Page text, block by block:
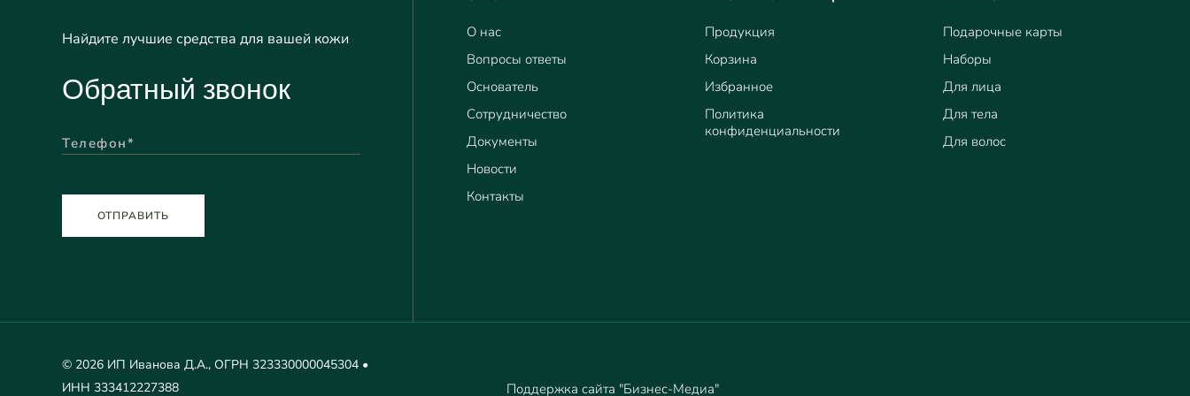
Найдите лучшие средства для вашей кожи
Обратный звонок
ОТПРАВИТЬ
О нас
Вопросы ответы
Основатель
Сотрудничество
Документы
Новости
Контакты
Продукция
Корзина
Избранное
Политика
конфиденциальности
Подарочные карты
Наборы
Для лица
Для тела
Для волос
© 2026 ИП Иванова Д.А., ОГРН 323330000045304 •
ИНН 333412227388
Поддержка сайта "Бизнес-Медиа"